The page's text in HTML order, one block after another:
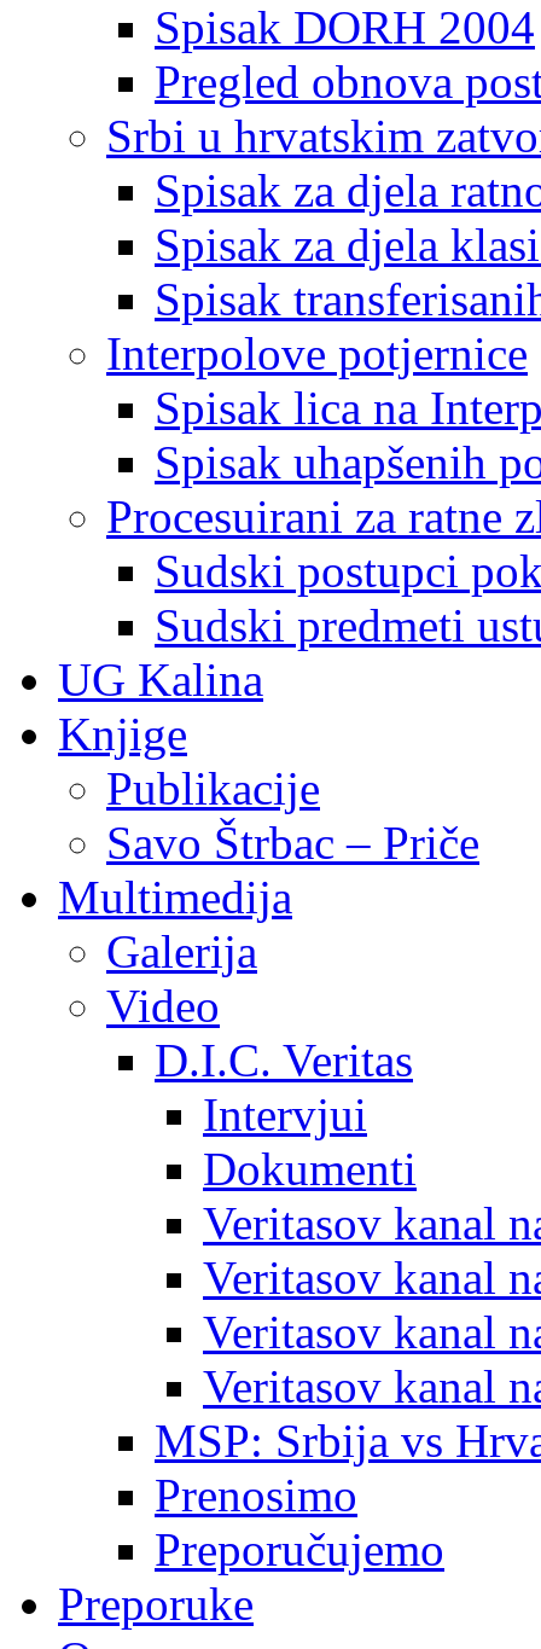
Spisak DORH 2004
Pregled obnova
Srbi u hrvatskim
Spisak za djela
Spisak za djela
Spisak
Interpolove potjernice
Spisak lica na
Spisak uhapšenih
Procesuirani za ratne
Sudski postupci
Sudski predmeti
UG Kalina
Knjige
Publikacije
Savo Štrbac – Priče
Multimedija
Galerija
Video
D.I.C. Veritas
Intervjui
Dokumenti
Veritasov kanal
Veritasov kanal
Veritasov kanal
Veritasov kanal
MSP: Srbija vs
Prenosimo
Preporučujemo
Preporuke